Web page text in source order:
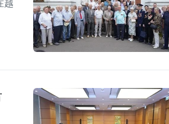
越